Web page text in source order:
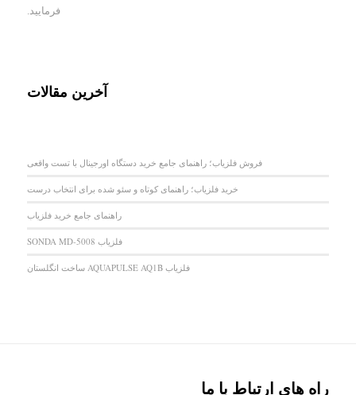
فرمایید.
آخرین مقالات
فروش فلزیاب؛ راهنمای جامع خرید دستگاه اورجینال با تست واقعی
خرید فلزیاب؛ راهنمای کوتاه و سئو شده برای انتخاب درست
راهنمای جامع خرید فلزیاب
فلزیاب SONDA MD-5008
فلزیاب AQUAPULSE AQ1B ساخت انگلستان
راه های ارتباط با ما